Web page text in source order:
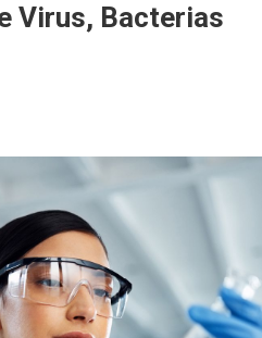
Virus, Bacterias